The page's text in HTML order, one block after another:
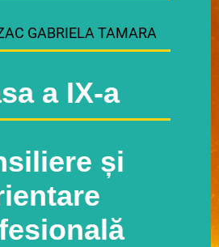
GABRIELA TAMARA
a IX-a
și